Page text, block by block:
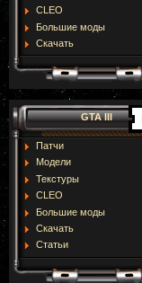
CLEO
Большие моды
Скачать
GTA III
Патчи
Модели
Текстуры
CLEO
Большие моды
Скачать
Статьи